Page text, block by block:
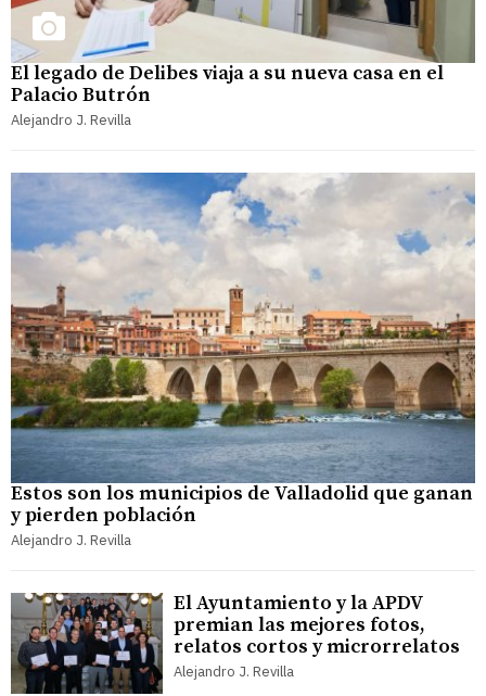
El legado de Delibes viaja a su nueva casa en el
Palacio Butrón
Alejandro J. Revilla
Estos son los municipios de Valladolid que ganan
y pierden población
Alejandro J. Revilla
El Ayuntamiento y la APDV
premian las mejores fotos,
relatos cortos y microrrelatos
Alejandro J. Revilla